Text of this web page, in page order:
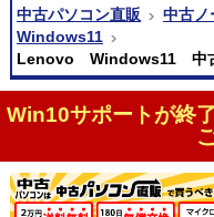
中古パソコン直販
中古ノ
Windows11
Lenovo Windows11 中
Win10サポートが終